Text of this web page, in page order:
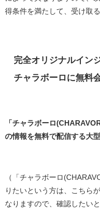
得条件を満たして、受け取
完全オリジナルイン
チャラボーロに無料
「チャラボーロ
の情報を無料で配信する大
（「チャラボーロ
りたいという方は、こちらが
なりますので、確認したい